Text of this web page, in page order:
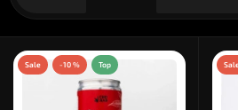
Sale -10 % Top